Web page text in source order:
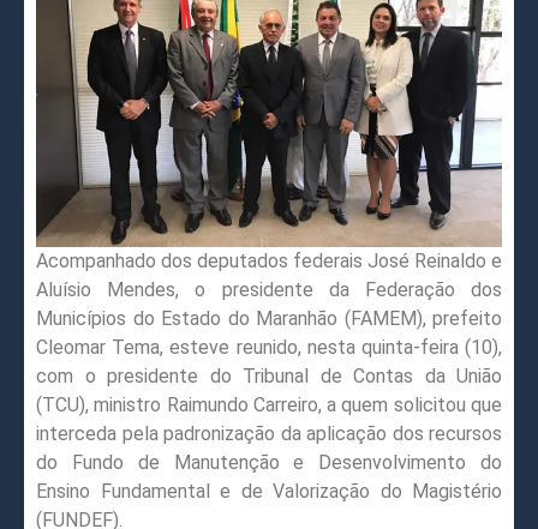
Acompanhado dos deputados federais José Reinaldo e
Aluísio Mendes, o presidente da Federação dos
Municípios do Estado do Maranhão (FAMEM), prefeito
Cleomar Tema, esteve reunido, nesta quinta-feira (10),
com o presidente do Tribunal de Contas da União
(TCU), ministro Raimundo Carreiro, a quem solicitou que
interceda pela padronização da aplicação dos recursos
do Fundo de Manutenção e Desenvolvimento do
Ensino Fundamental e de Valorização do Magistério
(FUNDEF).